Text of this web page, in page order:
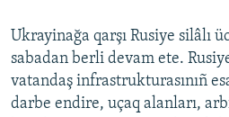
Ukrayinağa qarşı Rusiye silâlı
sabadan berli devam ete.
vatandaş infrastrukturasınıñ
darbe endire, uçaq alanları,